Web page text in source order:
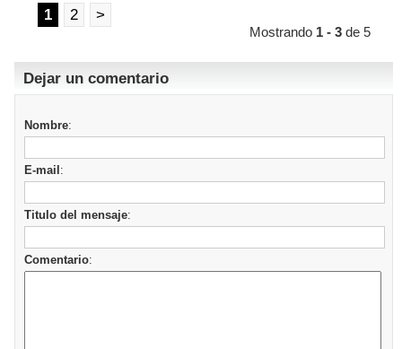
1 2 >
Mostrando 1 - 3 de 5
Dejar un comentario
Nombre:
E-mail :
Titulo del mensaje:
Comentario: